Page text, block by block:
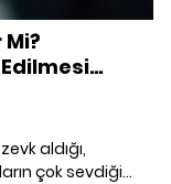
aldığı,
çok sevdiği